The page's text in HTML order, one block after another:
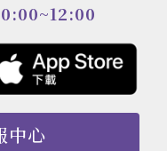
中心